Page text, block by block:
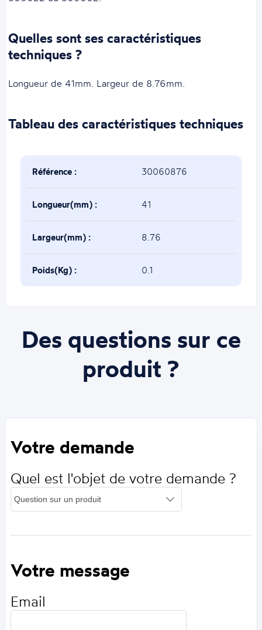
Quelles sont ses caractéristiques
techniques ?
Longueur de 41mm. Largeur de 8.76mm.
Tableau des caractéristiques techniques
Référence : 30060876
Longueur(mm) : 41
Largeur(mm) : 8.76
Poids(Kg) : 0.1
Des questions sur ce
produit ?
Votre demande
Quel est l'objet de votre demande ?
Votre message
Email